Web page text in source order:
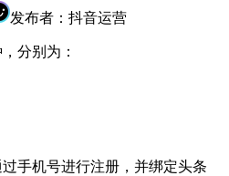
发布者：抖音运营
分别为：
手机号进行注册，并绑定头条